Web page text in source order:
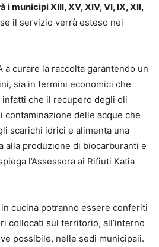
i municipi XIII, XV, XIV, VI, IX, XII,
il servizio verrà esteso nei
a curare la raccolta garantendo un
sia in termini economici che
che il recupero degli oli
contaminazione delle acque che
scarichi idrici e alimenta una
alla produzione di biocarburanti e
l’Assessora ai Rifiuti Katia
cucina potranno essere conferiti
collocati sul territorio, all’interno
possibile, nelle sedi municipali.